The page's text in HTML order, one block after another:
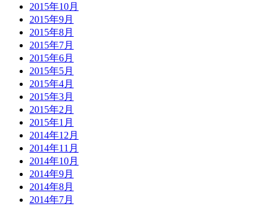
2015年10月
2015年9月
2015年8月
2015年7月
2015年6月
2015年5月
2015年4月
2015年3月
2015年2月
2015年1月
2014年12月
2014年11月
2014年10月
2014年9月
2014年8月
2014年7月